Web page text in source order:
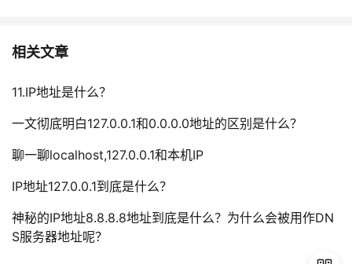
相关文章
11.IP地址是什么？
一文彻底明白127.0.0.1和0.0.0.0地址的区别是什么？
聊一聊localhost,127.0.0.1和本机IP
IP地址127.0.0.1到底是什么？
神秘的IP地址8.8.8.8地址到底是什么？为什么会被用作DN
S服务器地址呢？